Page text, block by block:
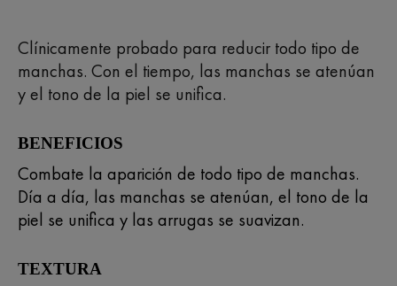
Clínicamente probado para reducir todo tipo de
manchas. Con el tiempo, las manchas se atenúan
y el tono de la piel se unifica.
BENEFICIOS
Combate la aparición de todo tipo de manchas.
Día a día, las manchas se atenúan, el tono de la
piel se unifica y las arrugas se suavizan.
TEXTURA